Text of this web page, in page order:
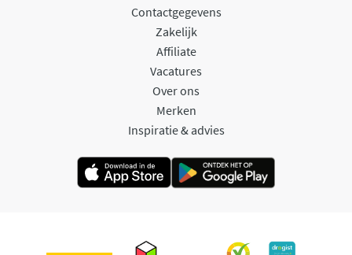
Contactgegevens
Zakelijk
Affiliate
Vacatures
Over ons
Merken
Inspiratie & advies